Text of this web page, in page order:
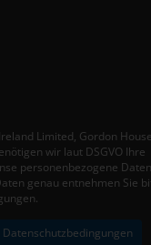
Limited, Gordon
wir laut DSGVO Ihre
personenbezogene Daten
genau entnehmen Sie
Datenschutzbedingungen
Cookies. Viele
ID. Eine Cookie-ID
besteht aus einer
Server dem
können, in dem